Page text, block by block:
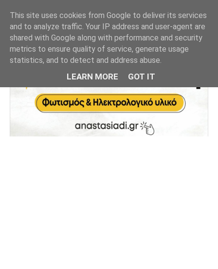
This site uses cookies from Google to deliver its services
and to analyze traffic. Your IP address and user-agent are
shared with Google along with performance and security
metrics to ensure quality of service, generate usage
statistics, and to detect and address abuse.
LEARN MORE GOT IT